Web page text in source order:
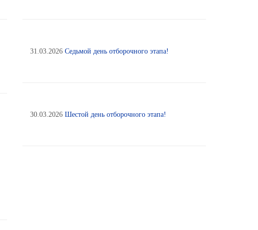
31.03.2026 Седьмой день отборочного этапа!
30.03.2026 Шестой день отборочного этапа!